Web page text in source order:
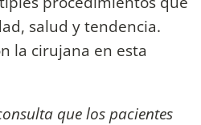
salud y tendencia.
la cirujana en esta
que los pacientes